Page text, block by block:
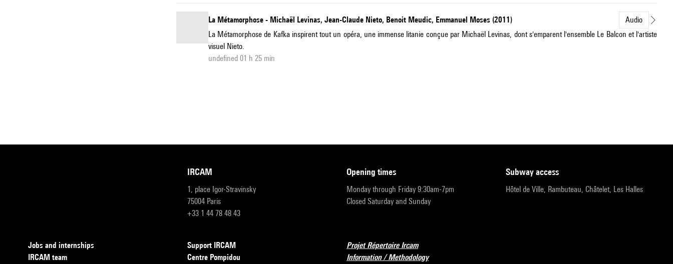
La Métamorphose - Michaël Levinas, Jean-Claude Nieto, Benoit Meudic, Emmanuel Moses (2011)
Audio
La Métamorphose de Kafka inspirent tout un opéra, une immense litanie conçue par Michaël Levinas, dont s'emparent l'ensemble Le Balcon et l'artiste
visuel Nieto.
undefined 01 h 25 min
IRCAM
1, place Igor-Stravinsky
75004 Paris
+33 1 44 78 48 43
opening times
Monday through Friday 9:30am-7pm
Closed Saturday and Sunday
subway access
Hôtel de Ville, Rambuteau, Châtelet, Les Halles
Jobs and internships
IRCAM team
Support IRCAM
Centre Pompidou
Projet Répertoire Ircam
Information / Methodology